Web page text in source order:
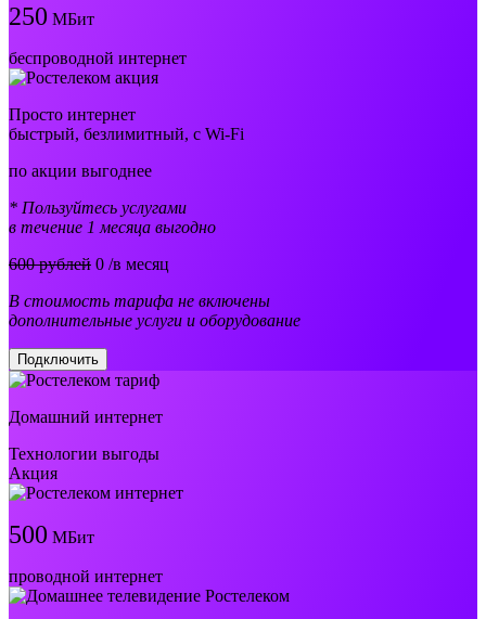
250 МБит
беспроводной интернет
Просто интернет
быстрый, безлимитный, с Wi-Fi
по акции выгоднее
* Пользуйтесь услугами
в течение 1 месяца выгодно
600 рублей 0 /в месяц
В стоимость тарифа не включены
дополнительные услуги и оборудование
Подключить
Домашний интернет
Технологии выгоды
Акция
500 МБит
проводной интернет